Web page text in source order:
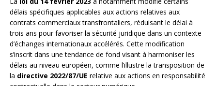
délais spécifiques applicables aux actions relatives aux
contrats commerciaux transfrontaliers, réduisant le délai à
trois ans pour favoriser la sécurité juridique dans un contexte
d’échanges internationaux accélérés. Cette modification
s’inscrit dans une tendance de fond visant à harmoniser les
délais au niveau européen, comme l’illustre la transposition de
la directive 2022/87/UE relative aux actions en responsabilité